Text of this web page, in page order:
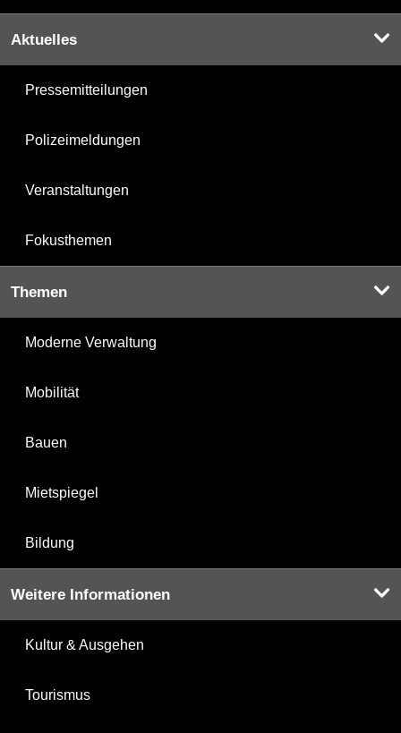
Aktuelles
Pressemitteilungen
Polizeimeldungen
Veranstaltungen
Fokusthemen
Themen
Moderne Verwaltung
Mobilität
Bauen
Mietspiegel
Bildung
Weitere Informationen
Kultur & Ausgehen
Tourismus